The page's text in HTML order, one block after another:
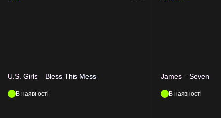
U.S. Girls – Bless This Mess
В наявності
James – Seven
В наявності